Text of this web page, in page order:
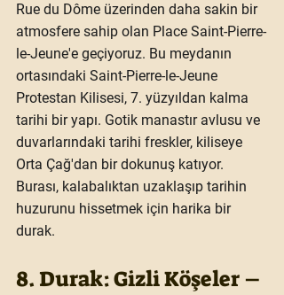
Rue du Dôme üzerinden daha sakin bir
atmosfere sahip olan Place Saint-Pierre-
le-Jeune'e geçiyoruz. Bu meydanın
ortasındaki Saint-Pierre-le-Jeune
Protestan Kilisesi, 7. yüzyıldan kalma
tarihi bir yapı. Gotik manastır avlusu ve
duvarlarındaki tarihi freskler, kiliseye
Orta Çağ'dan bir dokunuş katıyor.
Burası, kalabalıktan uzaklaşıp tarihin
huzurunu hissetmek için harika bir
durak.
8. Durak: Gizli Köşeler –